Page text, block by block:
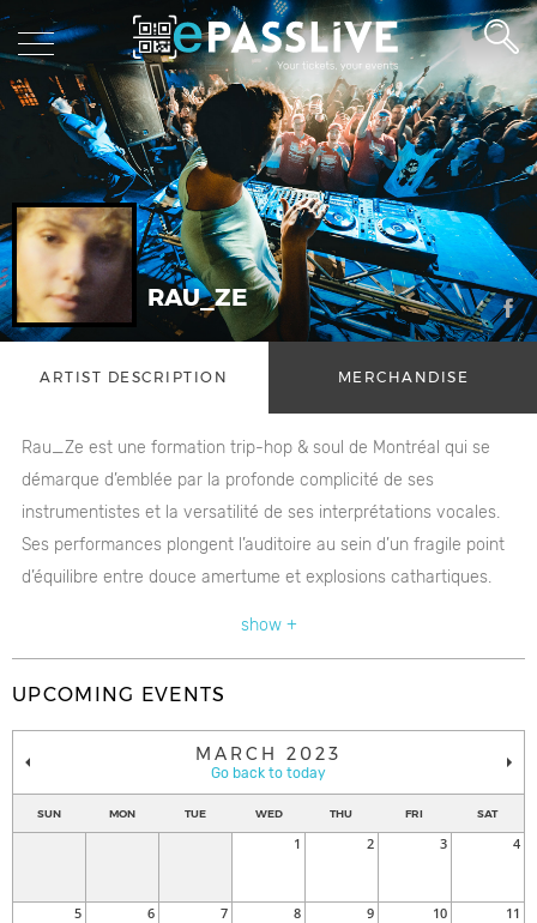
RAU_ZE
ARTIST DESCRIPTION MERCHANDISE
Rau_Ze est une formation trip-hop & soul de Montréal qui se
démarque d’emblée par la profonde complicité de ses
instrumentistes et la versatilité de ses interprétations vocales.
Ses performances plongent l’auditoire au sein d’un fragile point
d’équilibre entre douce amertume et explosions cathartiques.
show +
UPCOMING EVENTS
MARCH 2023
Go back to today
SUN MON TUE WED THU FRI SAT
1 2 3 4
5 6 7 8 9 10 11